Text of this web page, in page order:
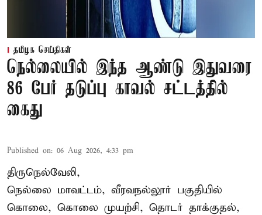
தமிழக செய்திகள்
நெல்லையில் இந்த ஆண்டு இதுவரை
86 பேர் தடுப்பு காவல் சட்டத்தில்
கைது
Published on: 06 Aug 2026, 4:33 pm
திருநெல்வேலி,
நெல்லை மாவட்டம், வீரவநல்லூர் பகுதியில்
கொலை, கொலை முயற்சி, தொடர் தாக்குதல்,